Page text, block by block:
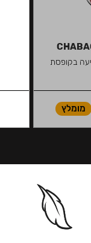
בקופסת
מומלץ